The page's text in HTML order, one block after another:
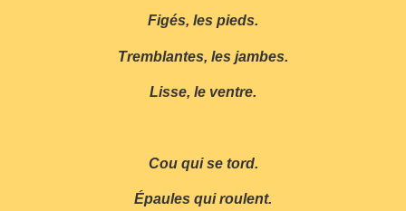
Figés, les pieds.
Tremblantes, les jambes.
Lisse, le ventre.
Cou qui se tord.
Épaules qui roulent.